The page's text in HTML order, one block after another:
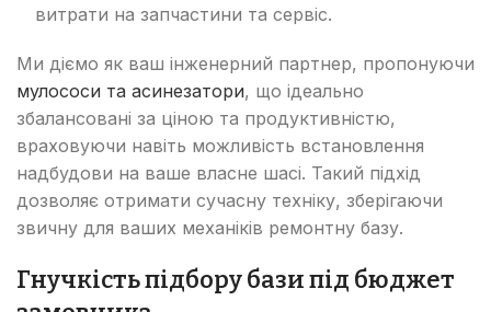
витрати на запчастини та сервіс.
Ми діємо як ваш інженерний партнер, пропонуючи
мулососи та асинезатори, що ідеально
збалансовані за ціною та продуктивністю,
враховуючи навіть можливість встановлення
надбудови на ваше власне шасі. Такий підхід
дозволяє отримати сучасну техніку, зберігаючи
звичну для ваших механіків ремонтну базу.
Гнучкість підбору бази під бюджет